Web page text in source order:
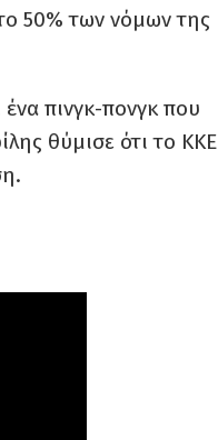
50% των νόμων της
πινγκ-πονγκ που
θύμισε ότι το ΚΚΕ